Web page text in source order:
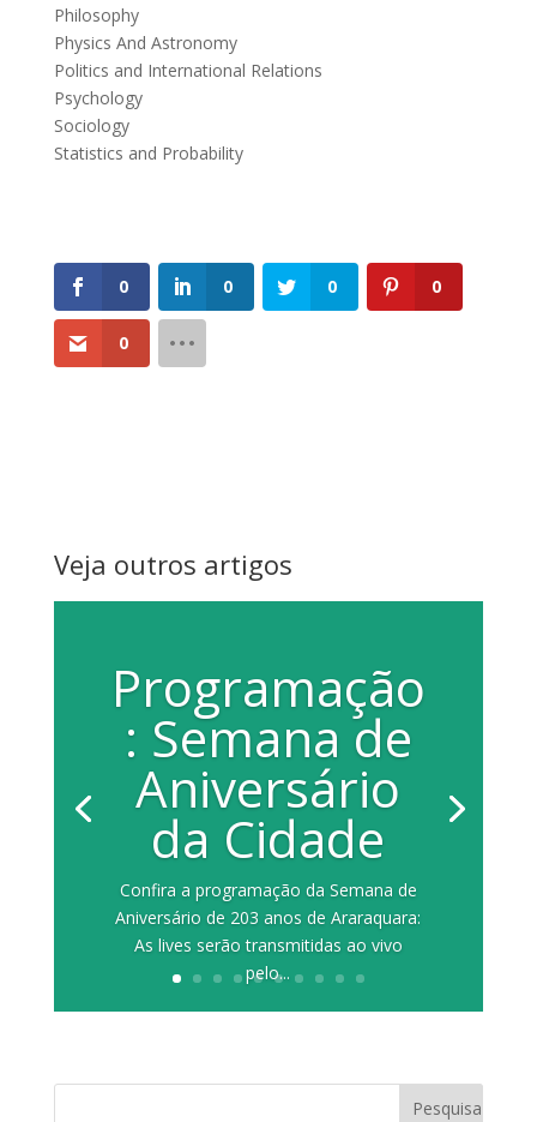
Philosophy
Physics And Astronomy
Politics and International Relations
Psychology
Sociology
Statistics and Probability
0 0 0 0
0
Veja outros artigos
Programação
: Semana de
Aniversário
da Cidade
Confira a programação da Semana de
Aniversário de 203 anos de Araraquara:
As lives serão transmitidas ao vivo
pelo...